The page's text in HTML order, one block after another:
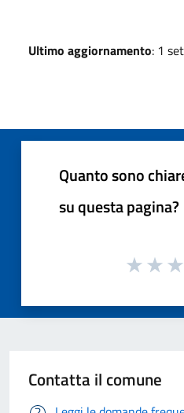
Ultimo aggiornamento: 1
Quanto sono
su questa pagina?
Contatta il comune